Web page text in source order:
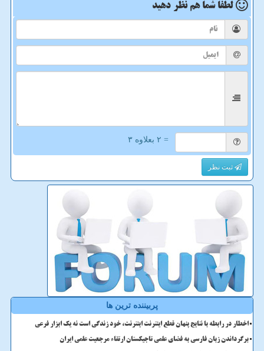
لطفا شما هم نظر دهید
= ۲ بعلاوه ۳
ثبت نظر
پربیننده ترین ها
اخطار در رابطه با نتایج پنهان قطع اینترنت اینترنت، خود زندگی است نه یک ابزار فرعی
برگرداندن زبان فارسی به فضای علمی تاجیکستان ارتقاء مرجعیت علمی ایران